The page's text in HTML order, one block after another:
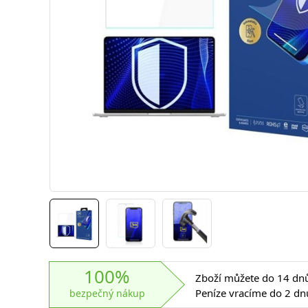
100%
bezpečný nákup
Zboží můžete do 14
Peníze vracíme do 2